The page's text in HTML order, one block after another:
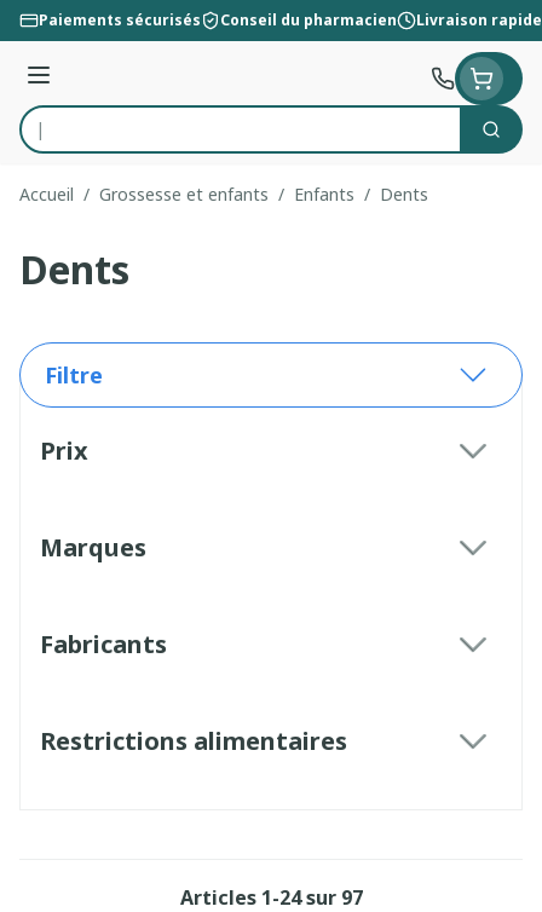
Aller au contenu
Paiements sécurisés Conseil du pharmacien Livraison rapide
Menu
Rechercher
Accueil / Grossesse et enfants / Enfants / Dents
Dents
Filtre
Prix
Marques
Fabricants
Restrictions alimentaires
Articles 1-24sur 97